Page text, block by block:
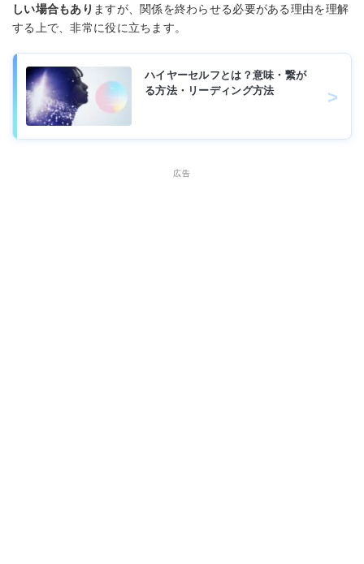
しい場合もあり ますが、関係を終わらせる必要がある理由を理解
する上で、非常に役に立ちます。
ハイヤーセルフとは？意味・繋が
る方法・リーディング方法
広告